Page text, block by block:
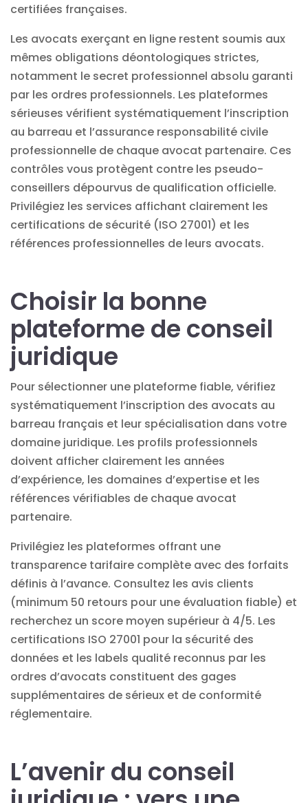
certifiées françaises.
Les avocats exerçant en ligne restent soumis aux
mêmes obligations déontologiques strictes,
notamment le secret professionnel absolu garanti
par les ordres professionnels. Les plateformes
sérieuses vérifient systématiquement l’inscription
au barreau et l’assurance responsabilité civile
professionnelle de chaque avocat partenaire. Ces
contrôles vous protègent contre les pseudo-
conseillers dépourvus de qualification officielle.
Privilégiez les services affichant clairement les
certifications de sécurité (ISO 27001) et les
références professionnelles de leurs avocats.
Choisir la bonne
plateforme de conseil
juridique
Pour sélectionner une plateforme fiable, vérifiez
systématiquement l’inscription des avocats au
barreau français et leur spécialisation dans votre
domaine juridique. Les profils professionnels
doivent afficher clairement les années
d’expérience, les domaines d’expertise et les
références vérifiables de chaque avocat
partenaire.
Privilégiez les plateformes offrant une
transparence tarifaire complète avec des forfaits
définis à l’avance. Consultez les avis clients
(minimum 50 retours pour une évaluation fiable) et
recherchez un score moyen supérieur à 4/5. Les
certifications ISO 27001 pour la sécurité des
données et les labels qualité reconnus par les
ordres d’avocats constituent des gages
supplémentaires de sérieux et de conformité
réglementaire.
L’avenir du conseil